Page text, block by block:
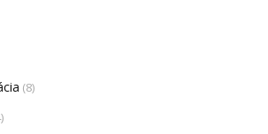
(8)